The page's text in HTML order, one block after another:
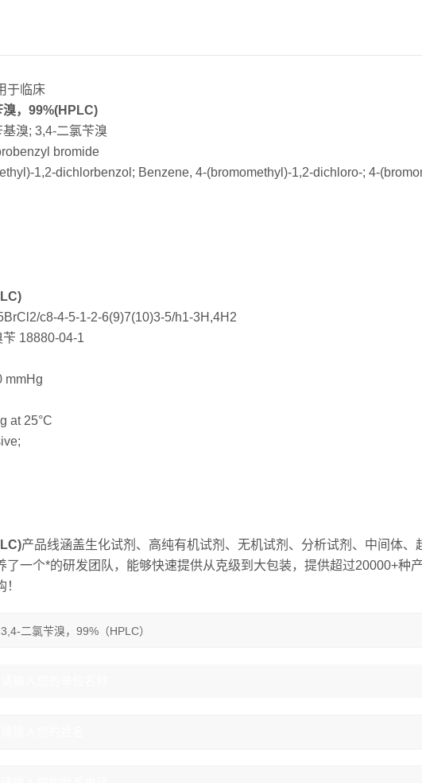
于临床
溴，99%(HPLC)
溴; 3,4-二氯苄溴
bromide
1,2-dichlorbenzol; Benzene, 4-(bromomethyl)-1,2-dichloro-; 4-
c8-4-5-1-2-6(9)7(10)3-5/h1-3H,4H2
18880-04-1
mmHg
at 25°C
产品线涵盖生化试剂、高纯有机试剂、无机试剂、分析试剂、中间体、
了一个*的研发团队，能够快速提供从克级到大包装，提供超过20000+种